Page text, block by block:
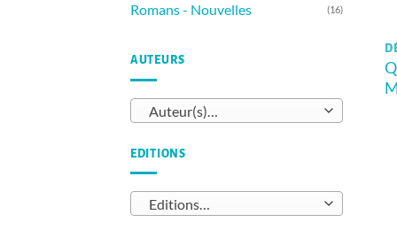
Romans - Nouvelles (16)
AUTEURS
Auteur(s)…
EDITIONS
Editions…